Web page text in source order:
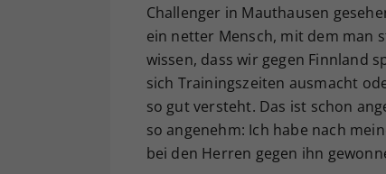
Challenger in Mauthausen
ein netter Mensch, mit dem man
wissen, dass wir gegen Finnland
sich Trainingszeiten ausmacht
so gut versteht. Das ist schon
so angenehm: Ich habe nach
bei den Herren gegen ihn